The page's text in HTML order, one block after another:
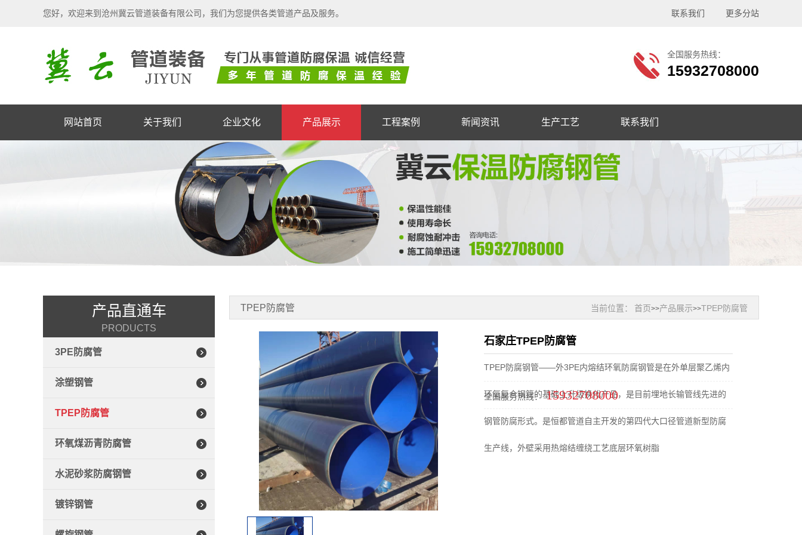
您好，欢迎来到沧州冀云管道装备有限公司，我们为您提供各类管道产品及服务。 联系我们 更多分站
全国服务热线：
15932708000
网站首页 关于我们 企业文化 产品展示 工程案例 新闻资讯 生产工艺 联系我们
产品直通车
PRODUCTS
3PE防腐管
涂塑钢管
TPEP防腐管
环氧煤沥青防腐管
水泥砂浆防腐钢管
镀锌钢管
TPEP防腐管 当前位置： 首页>>产品展示>>TPEP防腐管
石家庄TPEP防腐管
TPEP防腐钢管——外3PE内熔结环氧防腐钢管是在外单层聚乙烯内
环氧复合钢管的基础上升级换代产品，是目前埋地长输管线先进的
钢管防腐形式。是恒都管道自主开发的第四代大口径管道新型防腐
生产线，外壁采用热熔结缠绕工艺底层环氧树脂
全国服务热线：15932708000